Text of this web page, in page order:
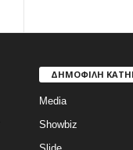
ΔΗΜΟΦΙΛΗ
Media
Showbiz